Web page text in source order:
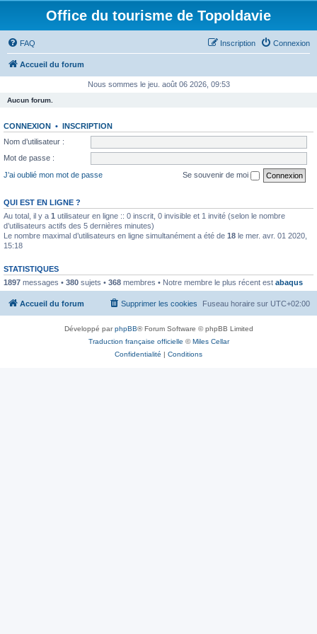
Office du tourisme de Topoldavie
FAQ Connexion
Inscription
Accueil du forum
Nous sommes le jeu. août 06 2026, 09:53
Aucun forum.
CONNEXION • INSCRIPTION
Nom d’utilisateur :
Mot de passe :
J’ai oublié mon mot de passe
Se souvenir de moi
QUI EST EN LIGNE ?
Au total, il y a 1 utilisateur en ligne :: 0 inscrit, 0 invisible et 1 invité (selon le nombre
d’utilisateurs actifs des 5 dernières minutes)
Le nombre maximal d’utilisateurs en ligne simultanément a été de 18 le mer. avr. 01 2020,
15:18
STATISTIQUES
1897 messages • 380 sujets • 368 membres • Notre membre le plus récent est abaqus
Accueil du forum Fuseau horaire sur UTC+02:00
Supprimer les cookies
Développé parphpBB® Forum Software © phpBB Limited
Traduction française officielle ©Miles Cellar
Confidentialité | Conditions